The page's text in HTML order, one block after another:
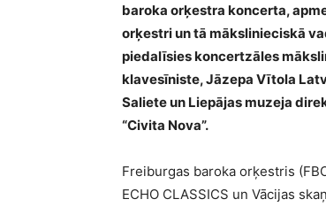
baroka orķestra koncerta,
orķestri un tā mākslinieciskā
piedalīsies koncertzāles
klavesīniste, Jāzepa Vītola
Saliete un Liepājas muzeja
“Civita Nova”.
Freiburgas baroka orķestris
ECHO CLASSICS un Vācijas